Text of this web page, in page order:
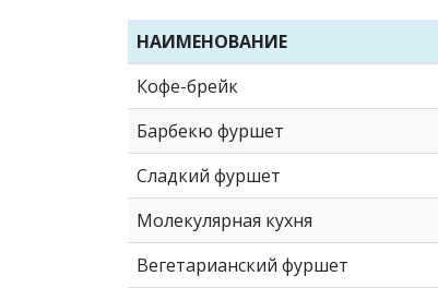
НАИМЕНОВАНИЕ
Кофе-брейк
Барбекю фуршет
Сладкий фуршет
Молекулярная кухня
Вегетарианский фуршет